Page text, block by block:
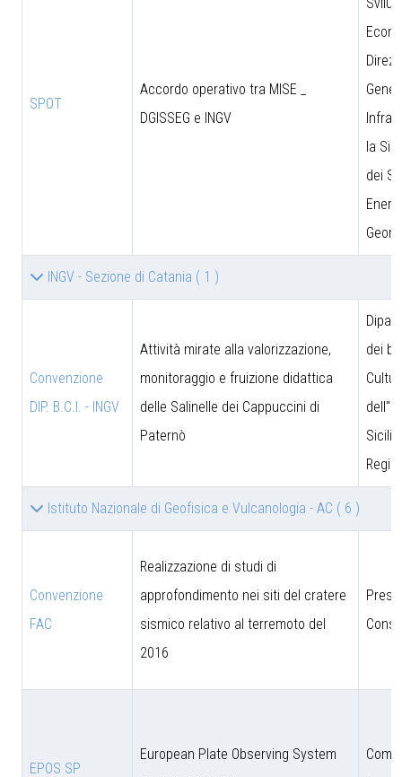
SPOT
Accordo operativo tra MISE _
DGISSEG e INGV
la
dei
INGV - Sezione di Catania ( 1 )
Convenzione
DIP. B.C.I. - INGV
Attività mirate alla valorizzazione,
monitoraggio e fruizione didattica
delle Salinelle dei Cappuccini di
Paternò
dei
Istituto Nazionale di Geofisica e Vulcanologia - AC ( 6 )
Convenzione
FAC
Realizzazione di studi di
approfondimento nei siti del cratere
sismico relativo al terremoto del
2016
EPOS SP
European Plate Observing System